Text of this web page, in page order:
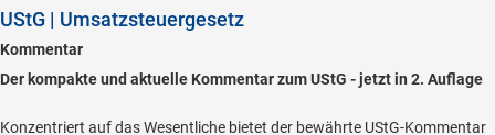
UStG | Umsatzsteuergesetz
Kommentar
Der kompakte und aktuelle Kommentar zum UStG - jetzt in 2. Auflage
Konzentriert auf das Wesentliche bietet der bewährte UStG-Kommentar